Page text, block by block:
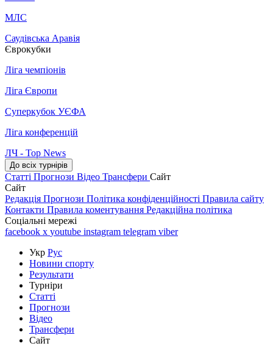
МЛС
Саудівська Аравія
Єврокубки
Ліга чемпіонів
Ліга Європи
Суперкубок УЄФА
Ліга конференцій
ЛЧ - Top News
До всіх турнірів
Статті Прогнози Відео Трансфери Сайт
Сайт
Редакція Прогнози Політика конфіденційності Правила сайту
Контакти Правила коментування Редакційна політика
Соціальні мережі
facebook x youtube instagram telegram viber
Укр Рус
Новини спорту
Результати
Турніри
Статті
Прогнози
Відео
Трансфери
Сайт